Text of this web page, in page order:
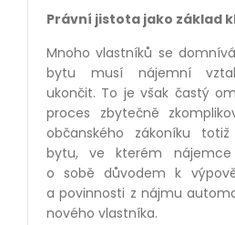
Právní jistota jako základ
Mnoho vlastníků se
bytu musí nájemní
ukončit. To je však častý
proces zbytečně
občanského zákoníku
bytu, ve kterém
o sobě důvodem k
a povinnosti z nájmu
nového vlastníka.